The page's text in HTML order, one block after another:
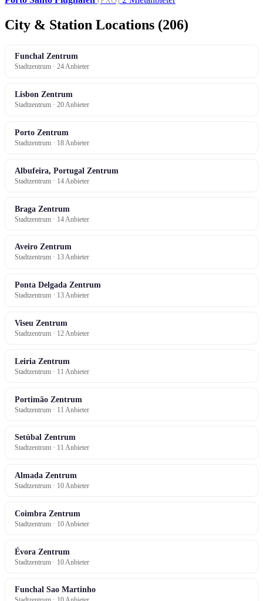
City & Station Locations (206)
Funchal Zentrum
Stadtzentrum · 24 Anbieter
Lisbon Zentrum
Stadtzentrum · 20 Anbieter
Porto Zentrum
Stadtzentrum · 18 Anbieter
Albufeira, Portugal Zentrum
Stadtzentrum · 14 Anbieter
Braga Zentrum
Stadtzentrum · 14 Anbieter
Aveiro Zentrum
Stadtzentrum · 13 Anbieter
Ponta Delgada Zentrum
Stadtzentrum · 13 Anbieter
Viseu Zentrum
Stadtzentrum · 12 Anbieter
Leiria Zentrum
Stadtzentrum · 11 Anbieter
Portimão Zentrum
Stadtzentrum · 11 Anbieter
Setúbal Zentrum
Stadtzentrum · 11 Anbieter
Almada Zentrum
Stadtzentrum · 10 Anbieter
Coimbra Zentrum
Stadtzentrum · 10 Anbieter
Évora Zentrum
Stadtzentrum · 10 Anbieter
Funchal Sao Martinho